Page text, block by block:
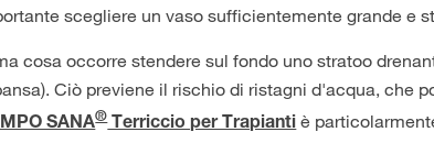
scegliere un vaso sufficientemente grande e
cosa occorre stendere sul fondo uno stratoo
Ciò previene il rischio di ristagni d'acqua, che
SANA®Terriccio per Trapianti è